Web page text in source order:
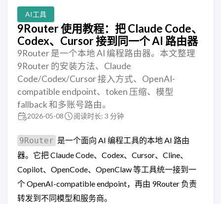
AI工具
9Router 使用教程：把 Claude Code、
Codex、Cursor 接到同一个 AI 路由器
9Router 是一个本地 AI 编程路由器。本文整理
9Router 的安装方法、Claude
Code/Codex/Cursor 接入方式、OpenAI-
compatible endpoint、token 压缩、模型
fallback 和多账号路由。
2026-05-08 阅读时长: 3 分钟
9Router 是一个面向 AI 编程工具的本地 AI 路由
器。它把 Claude Code、Codex、Cursor、Cline、
Copilot、OpenCode、OpenClaw 等工具统一接到一
个 OpenAI-compatible endpoint，再由 9Router 负责
转发到不同模型和服务商。